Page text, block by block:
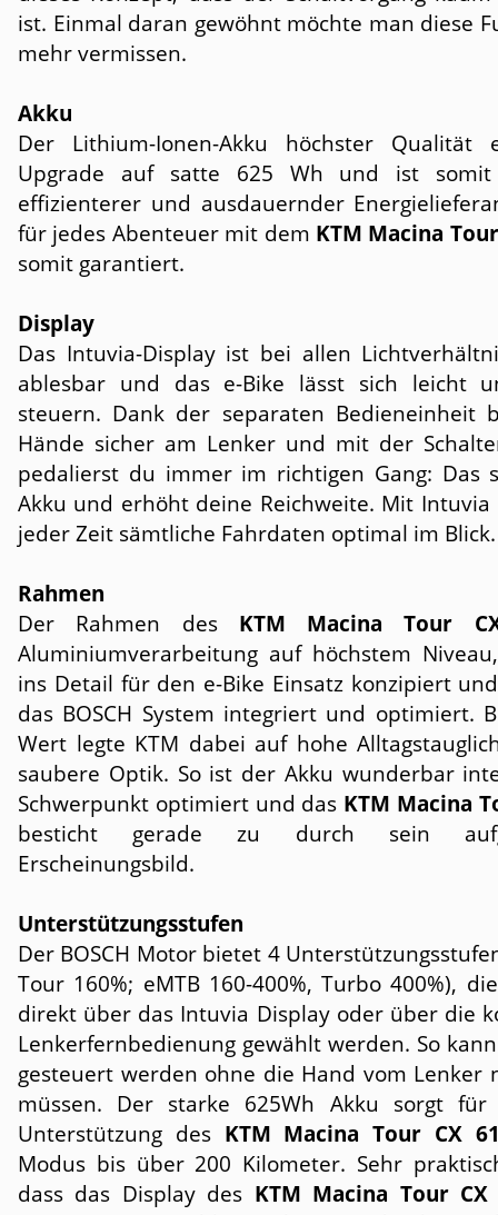
ist. Einmal daran gewöhnt möchte man diese
mehr vermissen.
Akku
Der Lithium-Ionen-Akku höchster Qualität
Upgrade auf satte 625 Wh und ist
effizienterer und ausdauernder
für jedes Abenteuer mit dem KTM Macina
somit garantiert.
Display
Das Intuvia-Display ist bei allen
ablesbar und das e-Bike lässt sich leicht
steuern. Dank der separaten Bedieneinheit
Hände sicher am Lenker und mit der
pedalierst du immer im richtigen Gang: Das
Akku und erhöht deine Reichweite. Mit
jeder Zeit sämtliche Fahrdaten optimal im Blick.
Rahmen
Der Rahmen des KTM Macina Tour
Aluminiumverarbeitung auf höchstem
ins Detail für den e-Bike Einsatz konzipiert
das BOSCH System integriert und optimiert.
Wert legte KTM dabei auf hohe
saubere Optik. So ist der Akku wunderbar
Schwerpunkt optimiert und das KTM Macina
besticht gerade zu durch sein
Erscheinungsbild.
Unterstützungsstufen
Der BOSCH Motor bietet 4
Tour 160%; eMTB 160-400%, Turbo 400%),
direkt über das Intuvia Display oder über die
Lenkerfernbedienung gewählt werden. So
gesteuert werden ohne die Hand vom Lenker
müssen. Der starke 625Wh Akku sorgt für
Unterstützung des KTM Macina Tour CX
Modus bis über 200 Kilometer. Sehr
dass das Display des KTM Macina Tour CX